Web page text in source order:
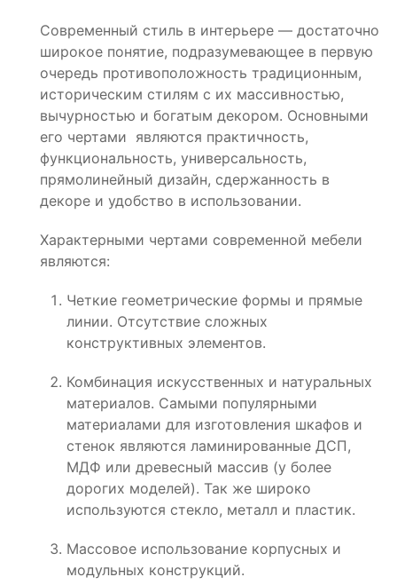
Современный стиль в интерьере — достаточно
широкое понятие, подразумевающее в первую
очередь противоположность традиционным,
историческим стилям с их массивностью,
вычурностью и богатым декором. Основными
его чертами являются практичность,
функциональность, универсальность,
прямолинейный дизайн, сдержанность в
декоре и удобство в использовании.
Характерными чертами современной мебели
являются:
Четкие геометрические формы и прямые
линии. Отсутствие сложных
конструктивных элементов.
Комбинация искусственных и натуральных
материалов. Самыми популярными
материалами для изготовления шкафов и
стенок являются ламинированные ДСП,
МДФ или древесный массив (у более
дорогих моделей). Так же широко
используются стекло, металл и пластик.
Массовое использование корпусных и
модульных конструкций.